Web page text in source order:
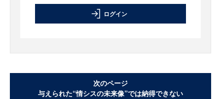
ログイン
次のページ
与えられた“情シスの未来像”では納得できない